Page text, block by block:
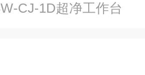
CJ-1D超净工作台